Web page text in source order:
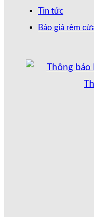
Tin tức
Báo giá rèm